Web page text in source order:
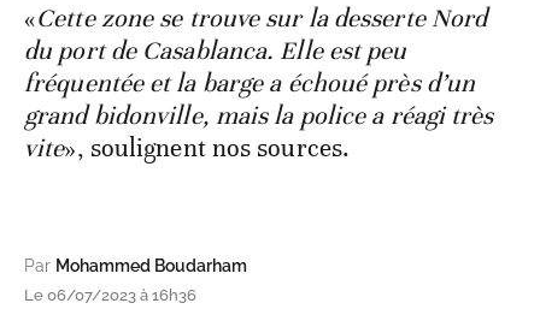
«Cette zone se trouve sur la desserte Nord
du port de Casablanca. Elle est peu
fréquentée et la barge a échoué près d’un
grand bidonville, mais la police a réagi très
vite», soulignent nos sources.
Par Mohammed Boudarham
Le 06/07/2023 à 16h36